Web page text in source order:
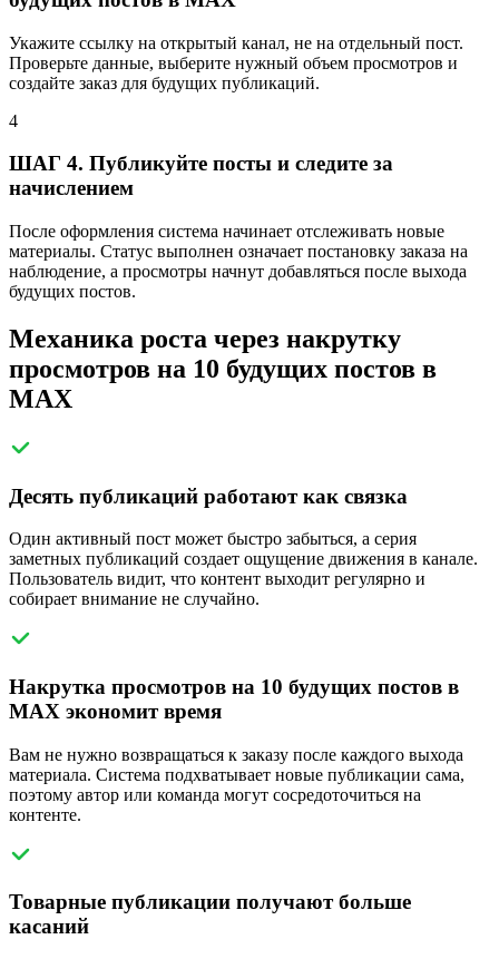
Укажите ссылку на открытый канал, не на отдельный пост.
Проверьте данные, выберите нужный объем просмотров и
создайте заказ для будущих публикаций.
4
ШАГ 4. Публикуйте посты и следите за
начислением
После оформления система начинает отслеживать новые
материалы. Статус выполнен означает постановку заказа на
наблюдение, а просмотры начнут добавляться после выхода
будущих постов.
Механика роста через накрутку
просмотров на 10 будущих постов в
MAX
Десять публикаций работают как связка
Один активный пост может быстро забыться, а серия
заметных публикаций создает ощущение движения в канале.
Пользователь видит, что контент выходит регулярно и
собирает внимание не случайно.
Накрутка просмотров на 10 будущих постов в
MAX экономит время
Вам не нужно возвращаться к заказу после каждого выхода
материала. Система подхватывает новые публикации сама,
поэтому автор или команда могут сосредоточиться на
контенте.
Товарные публикации получают больше
касаний